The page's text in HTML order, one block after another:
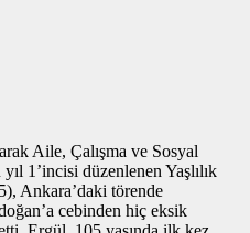
Aile, Çalışma ve Sosyal
1’incisi düzenlenen Yaşlılık
Ankara’daki törende
cebinden hiç eksik